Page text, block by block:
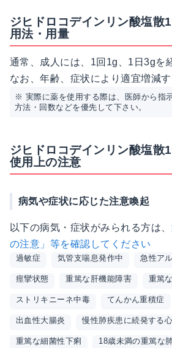
ジヒドロコデインリン酸塩散
用法・用量
通常、成人には、1回1g、1日3gを
なお、年齢、症状により適宜増減す
※ 実際に薬を使用する際は、医師から指
方法・回数などを優先して下さい。
ジヒドロコデインリン酸塩散
使用上の注意
病気や症状に応じた注意喚起
以下の病気・症状がみられる方は、
の注意」等を確認してください
過敏症 気管支喘息発作中 急性ア
痙攣状態 重篤な肝機能障害 重篤
ストリキニーネ中毒 てんかん重積症
出血性大腸炎 慢性肺疾患に続発する
重篤な細菌性下痢 18歳未満の重篤な